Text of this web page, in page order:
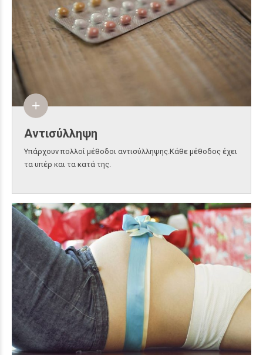
Αντισύλληψη
Υπάρχουν πολλοί μέθοδοι αντισύλληψης.Κάθε μέθοδος έχει
τα υπέρ και τα κατά της.